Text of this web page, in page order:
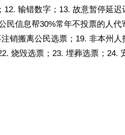
输错数字；13. 故意暂停延迟
民信息帮30%常年不投票的人代
销搬离公民选票；19. 非本州人
烧毁选票；23. 埋葬选票；24.